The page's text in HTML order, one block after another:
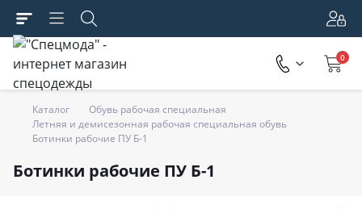
0
Каталог
Обувь рабочая специальная
Летняя и демисезонная рабочая специальная обувь
Ботинки рабочие ПУ Б-1
Ботинки рабочие ПУ Б-1